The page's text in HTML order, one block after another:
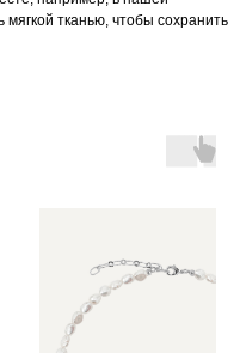
тканью, чтобы сохранить